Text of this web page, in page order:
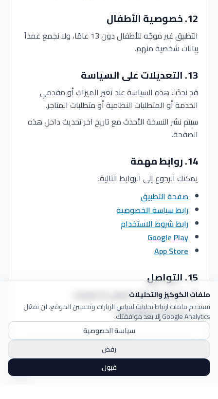
ملفات الكوكيز والتحليلات
نستخدم ملفات ارتباط تحليلية لقياس الزيارات وتحسين الموقع. لن نفعّل
Google Analytics إلا بعد موافقتك.
سياسة الخصوصية
رفض
قبول
12
.خصوصية الأطفال
التطبيق غير موجّه للأطفال دون 13 عامًا، ولا نجمع عمداً
بيانات شخصية منهم.
13
.التعديلات على السياسة
قد نحدّث هذه السياسة عند تغير الميزات أو مقدمي
الخدمة أو المتطلبات النظامية أو متطلبات المتاجر.
سيتم نشر النسخة الأحدث مع تاريخ آخر تحديث داخل هذه
الصفحة.
14
.روابط مهمة
يمكنك الرجوع إلى الروابط التالية:
صفحة التطبيق
رابط سياسة الخصوصية
رابط شروط الاستخدام
Google Play
App Store
15
.التواصل
لأي استفسار أو طلب متعلق بالخصوصية:
admin@app2mob.com